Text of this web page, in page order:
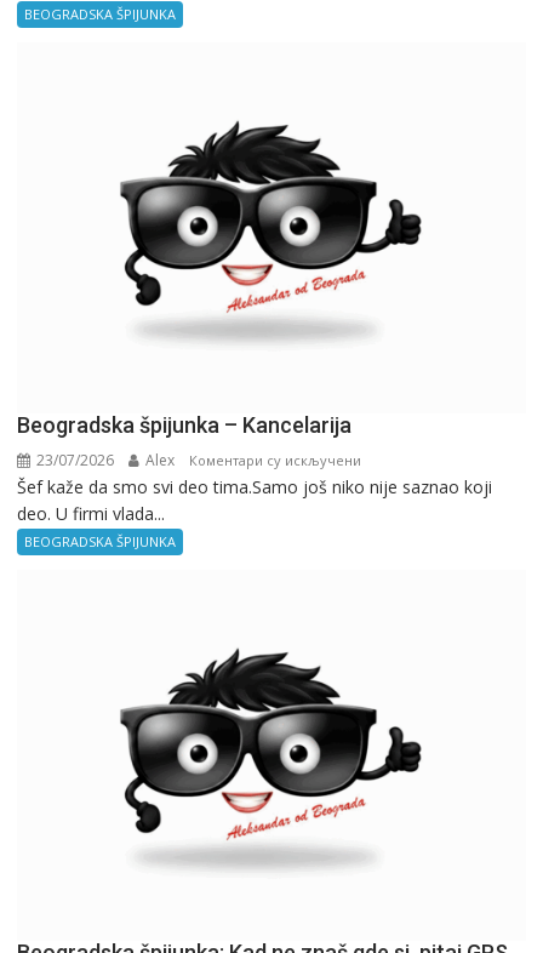
BEOGRADSKA ŠPIJUNKA
Beogradska špijunka – Kancelarija
23/07/2026 Alex Коментари су искључени
Beogradska
Šef kaže da smo svi deo tima.Samo još niko nije saznao koji
deo. U firmi vlada...
BEOGRADSKA ŠPIJUNKA